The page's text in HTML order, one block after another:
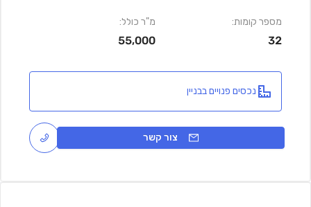
מספר קומות:
32
מ"ר כולל:
55,000
נכסים פנויים בבניין
צור קשר